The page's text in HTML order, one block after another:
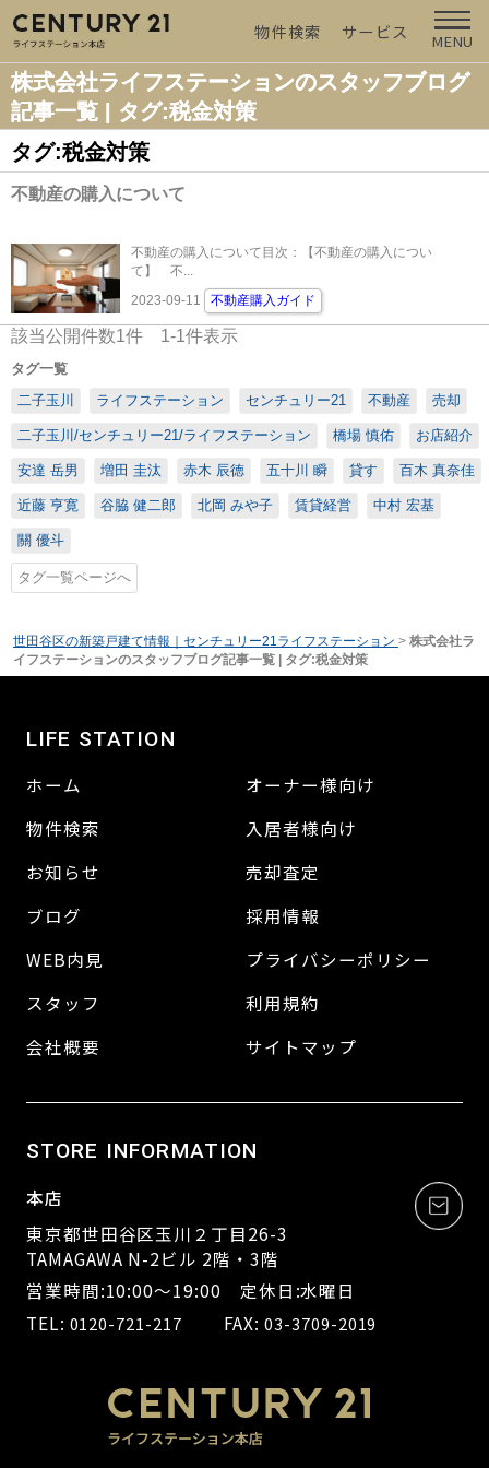
物件検索 サービス MENU
株式会社ライフステーションのスタッフブログ
記事一覧 | タグ:税金対策
タグ:税金対策
不動産の購入について
不動産の購入について目次：【不動産の購入につい
て】 不...
2023-09-11
不動産購入ガイド
該当公開件数1件 1-1件表示
タグ一覧
二子玉川
ライフステーション センチュリー21 不動産 売却
二子玉川/センチュリー21/ライフステーション 橋場 慎佑 お店紹介
安達 岳男 増田 圭汰 赤木 辰徳 五十川 瞬 貸す 百木 真奈佳
近藤 亨寛 谷脇 健二郎 北岡 みや子 賃貸経営 中村 宏基
關 優斗
タグ一覧ページへ
世田谷区の新築戸建て情報｜センチュリー21ライフステーション > 株式会社ラ
イフステーションのスタッフブログ記事一覧 | タグ:税金対策
LIFE STATION
ホーム
物件検索
お知らせ
ブログ
WEB内見
スタッフ
会社概要
オーナー様向け
入居者様向け
売却査定
採用情報
プライバシーポリシー
利用規約
サイトマップ
STORE INFORMATION
本店
東京都世田谷区玉川２丁目26-3
TAMAGAWA N-2ビル 2階・3階
営業時間:10:00～19:00 定休日:水曜日
TEL: 0120-721-217 FAX:03-3709-2019